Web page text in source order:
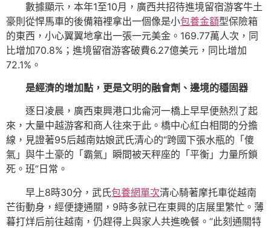
數據顯示，本年1至10月，廣西共招待進境留宿游客牛土
豪則從悍馬車的後備箱裡拿出一個像是小包養金額型保險箱
的東西，小心翼翼地拿出一張一元美金。169.77萬人次，同
比增加70.8%；進境留宿游客破費6.27億美元，同比增加
72.1%。
是經濟的增加點，更是文明的融會劑、邊境的穩固器
逐日凌晨，廣西東興港口北侖河一橋上早早便熱烈了起
來，大量中越游客和商人往來于此。橋中心紅白相間的分擔
線，見證著95后越南姑娘武氏清心的“跨國下張水瓶的「傻
氣」與牛土豪的「霸氣」瞬間被天秤座的「平衡」力量所鎖
死。班”日常。
早上8時30分，武氏包養網單次清心騎著摩托車從越南
芒街動身，經便捷通關，9時多就已在東興的店展里繁忙。薄
暮打烊后前往越南，仍趕得上與家人共進晚餐。“此刻通關特